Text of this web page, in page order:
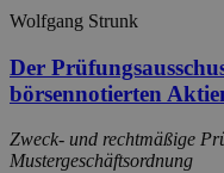
Wolfgang Strunk
Der
börsennotierten
Zweck- und rechtmäßige
Mustergeschäftsordnung